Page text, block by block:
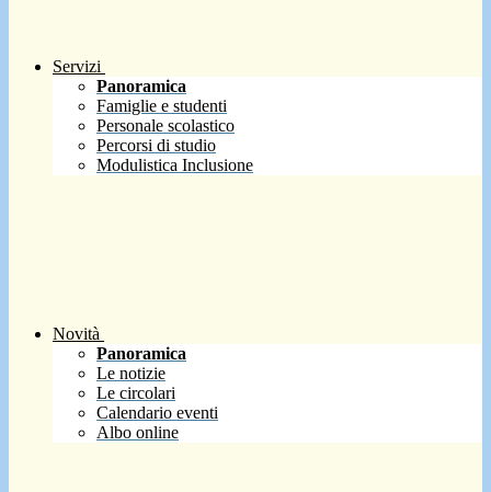
Servizi
Panoramica
Famiglie e studenti
Personale scolastico
Percorsi di studio
Modulistica Inclusione
Novità
Panoramica
Le notizie
Le circolari
Calendario eventi
Albo online